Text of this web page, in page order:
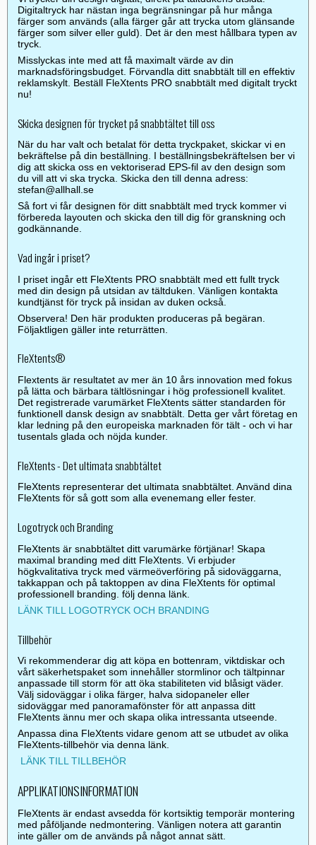
Digitaltryck har nästan inga begränsningar på hur många
färger som används (alla färger går att trycka utom glänsande
färger som silver eller guld). Det är den mest hållbara typen av
tryck.
Misslyckas inte med att få maximalt värde av din
marknadsföringsbudget. Förvandla ditt snabbtält till en effektiv
reklamskylt. Beställ FleXtents PRO snabbtält med digitalt tryckt
nu!
Skicka designen för trycket på snabbtältet till oss
När du har valt och betalat för detta tryckpaket, skickar vi en
bekräftelse på din beställning. I beställningsbekräftelsen ber vi
dig att skicka oss en vektoriserad EPS-fil av den design som
du vill att vi ska trycka. Skicka den till denna adress:
stefan@allhall.se
Så fort vi får designen för ditt snabbtält med tryck kommer vi
förbereda layouten och skicka den till dig för granskning och
godkännande.
Vad ingår i priset?
I priset ingår ett FleXtents PRO snabbtält med ett fullt tryck
med din design på utsidan av tältduken. Vänligen kontakta
kundtjänst för tryck på insidan av duken också.
Observera! Den här produkten produceras på begäran.
Följaktligen gäller inte returrätten.
FleXtents®
Flextents är resultatet av mer än 10 års innovation med fokus
på lätta och bärbara tältlösningar i hög professionell kvalitet.
Det registrerade varumärket FleXtents sätter standarden för
funktionell dansk design av snabbtält. Detta ger vårt företag en
klar ledning på den europeiska marknaden för tält - och vi har
tusentals glada och nöjda kunder.
FleXtents - Det ultimata snabbtältet
FleXtents representerar det ultimata snabbtältet. Använd dina
FleXtents för så gott som alla evenemang eller fester.
Logotryck och Branding
FleXtents är snabbtältet ditt varumärke förtjänar! Skapa
maximal branding med ditt FleXtents. Vi erbjuder
högkvalitativa tryck med värmeöverföring på sidoväggarna,
takkappan och på taktoppen av dina FleXtents för optimal
professionell branding. följ denna länk.
LÄNK TILL LOGOTRYCK OCH BRANDING
Tillbehör
Vi rekommenderar dig att köpa en bottenram, viktdiskar och
vårt säkerhetspaket som innehåller stormlinor och tältpinnar
anpassade till storm för att öka stabiliteten vid blåsigt väder.
Välj sidoväggar i olika färger, halva sidopaneler eller
sidoväggar med panoramafönster för att anpassa ditt
FleXtents ännu mer och skapa olika intressanta utseende.
Anpassa dina FleXtents vidare genom att se utbudet av olika
FleXtents-tillbehör via denna länk.
LÄNK TILL TILLBEHÖR
APPLIKATIONSINFORMATION
FleXtents är endast avsedda för kortsiktig temporär montering
med påföljande nedmontering. Vänligen notera att garantin
inte gäller om de används på något annat sätt.